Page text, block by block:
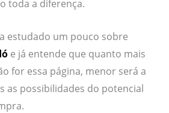
toda a diferença.
estudado um pouco sobre
e já entende que quanto mais
for essa página, menor será a
as possibilidades do potencial